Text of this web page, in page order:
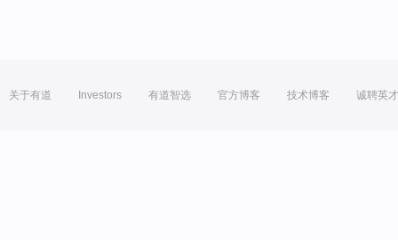
关于有道 Investors 有道智选 官方博客 技术博客 诚聘英才